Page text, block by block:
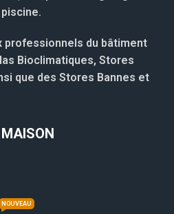
professionnels du bâtiment
Bioclimatiques, Stores
que des Stores Bannes et
NOUVEAU